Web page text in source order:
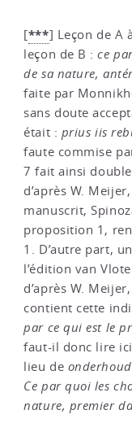
[***] Leçon de A
leçon de B :ce
de sa nature,
faite par
sans doute
était : prius iis
faute commise
7 fait ainsi
d’après W.
manuscrit,
proposition 1,
1. D’autre part,
l’édition van
d’après W.
contient cette
par ce qui est le
faut-il donc lire
lieu de
Ce par quoi les
nature, premier